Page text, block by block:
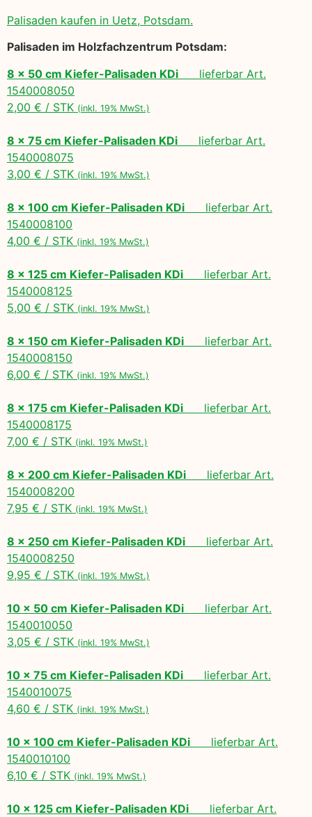
Palisaden kaufen in Uetz, Potsdam.
Palisaden im Holzfachzentrum Potsdam:
8 x 50 cm Kiefer-Palisaden KDi lieferbar Art.
1540008050
2,00 € / STK (inkl. 19% MwSt.)
8 x 75 cm Kiefer-Palisaden KDi lieferbar Art.
1540008075
3,00 € / STK (inkl. 19% MwSt.)
8 x 100 cm Kiefer-Palisaden KDi lieferbar Art.
1540008100
4,00 € / STK (inkl. 19% MwSt.)
8 x 125 cm Kiefer-Palisaden KDi lieferbar Art.
1540008125
5,00 € / STK (inkl. 19% MwSt.)
8 x 150 cm Kiefer-Palisaden KDi lieferbar Art.
1540008150
6,00 € / STK (inkl. 19% MwSt.)
8 x 175 cm Kiefer-Palisaden KDi lieferbar Art.
1540008175
7,00 € / STK (inkl. 19% MwSt.)
8 x 200 cm Kiefer-Palisaden KDi lieferbar Art.
1540008200
7,95 € / STK (inkl. 19% MwSt.)
8 x 250 cm Kiefer-Palisaden KDi lieferbar Art.
1540008250
9,95 € / STK (inkl. 19% MwSt.)
10 x 50 cm Kiefer-Palisaden KDi lieferbar Art.
1540010050
3,05 € / STK (inkl. 19% MwSt.)
10 x 75 cm Kiefer-Palisaden KDi lieferbar Art.
1540010075
4,60 € / STK (inkl. 19% MwSt.)
10 x 100 cm Kiefer-Palisaden KDi lieferbar Art.
1540010100
6,10 € / STK (inkl. 19% MwSt.)
10 x 125 cm Kiefer-Palisaden KDi lieferbar Art.